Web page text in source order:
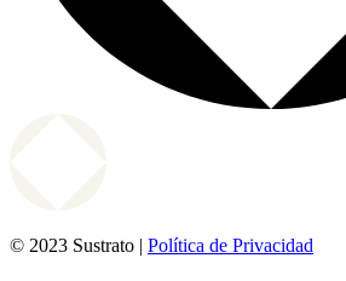
© 2023 Sustrato | Política de Privacidad